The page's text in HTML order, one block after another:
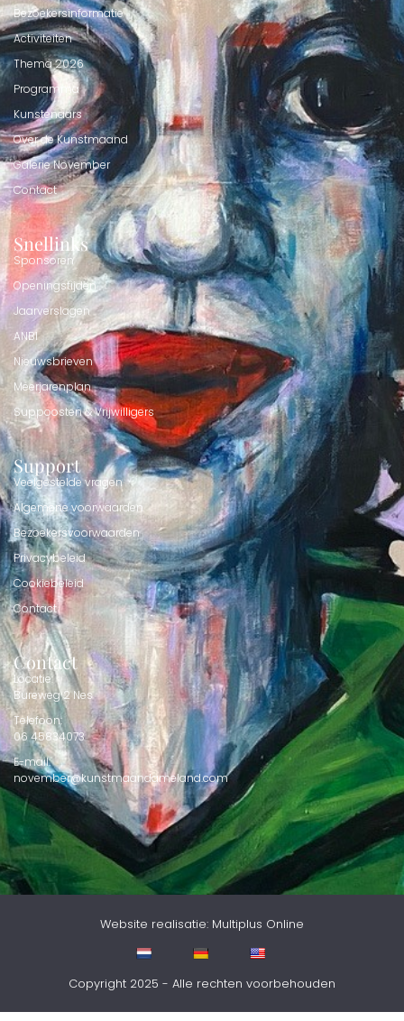
Bezoekersinformatie
Activiteiten
Thema 2026
Programma
Kunstenaars
Over de Kunstmaand
Galerie November
Contact
Snellinks
Sponsoren
Openingstijden
Jaarverslagen
ANBI
Nieuwsbrieven
Meerjarenplan
Suppoosten & Vrijwilligers
Support
Veelgestelde vragen
Algemene voorwaarden
Bezoekersvoorwaarden
Privacybeleid
Cookiebeleid
Contact
Contact
Locatie:
Bureweg 2 Nes
Telefoon:
06 45834073
E-mail:
november@kunstmaandameland.com
Website realisatie: Multiplus Online
Copyright 2025 - Alle rechten voorbehouden